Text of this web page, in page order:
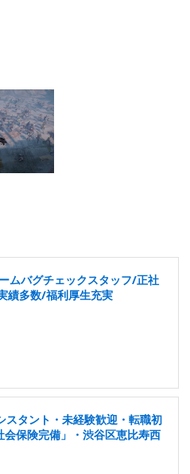
ムバグチェックスタッフ/正社
績多数/福利厚生充実
タント・未経験歓迎・転職初
保険完備」・渋谷区恵比寿西